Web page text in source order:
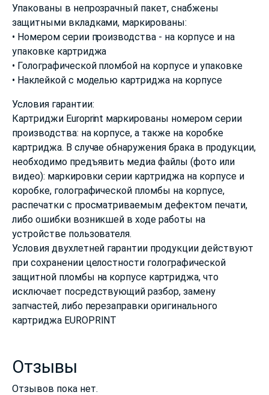
Упакованы в непрозрачный пакет, снабжены
защитными вкладками, маркированы:
• Номером серии производства - на корпусе и на
упаковке картриджа
• Голографической пломбой на корпусе и упаковке
• Наклейкой с моделью картриджа на корпусе
Условия гарантии:
Картриджи Europrint маркированы номером серии
производства: на корпусе, а также на коробке
картриджа. В случае обнаружения брака в продукции,
необходимо предъявить медиа файлы (фото или
видео): маркировки серии картриджа на корпусе и
коробке, голографической пломбы на корпусе,
распечатки с просматриваемым дефектом печати,
либо ошибки возникшей в ходе работы на
устройстве пользователя.
Условия двухлетней гарантии продукции действуют
при сохранении целостности голографической
защитной пломбы на корпусе картриджа, что
исключает посредствующий разбор, замену
запчастей, либо перезаправки оригинального
картриджа EUROPRINT
Отзывы
Отзывов пока нет.